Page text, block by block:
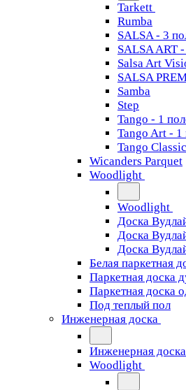
Tarkett
Rumba
SALSA - 3
SALSA ART
Salsa Art
SALSA
Samba
Step
Tango - 1
Tango Art - 1
Tango Classiс
Wicanders Parquet
Woodlight
Woodlight
Доска
Доска
Доска
Белая паркетная
Паркетная доска
Паркетная доска
Под теплый пол
Инженерная доска
Инженерная доска
Woodlight